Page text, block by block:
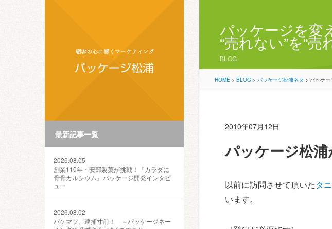
最新記事一覧
2026.08.05
創業110年・安部製菓が挑戦！『カラダに
骨骨カルシウム』パッケージ開発インタビ
ュー
2026.08.02
パケマツ、逮捕寸前！ ～パッケージネー
パッケージを変
“売れない”を“売
BLOG
HOME > BLOG > パッケージ松浦ネタ > パッケー
2010年07月12日
パッケージ松
以前に訪問させて頂いたタ
います。